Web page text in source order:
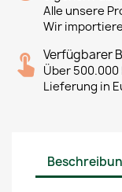
Alle unsere
Wir
Verfügbarer
Über
Lieferung in